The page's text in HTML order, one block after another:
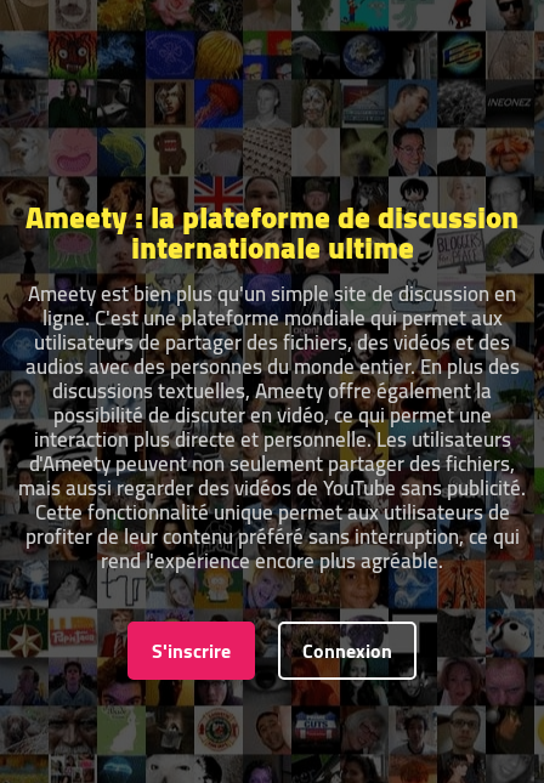
Ameety : la plateforme de discussion
internationale ultime
Ameety est bien plus qu'un simple site de discussion en
ligne. C'est une plateforme mondiale qui permet aux
utilisateurs de partager des fichiers, des vidéos et des
audios avec des personnes du monde entier. En plus des
discussions textuelles, Ameety offre également la
possibilité de discuter en vidéo, ce qui permet une
interaction plus directe et personnelle. Les utilisateurs
d'Ameety peuvent non seulement partager des fichiers,
mais aussi regarder des vidéos de YouTube sans publicité.
Cette fonctionnalité unique permet aux utilisateurs de
profiter de leur contenu préféré sans interruption, ce qui
rend l'expérience encore plus agréable.
S'inscrire Connexion